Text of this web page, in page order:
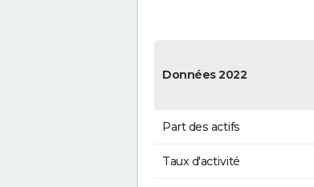
Données 2022
Part des actifs
Taux d'activité